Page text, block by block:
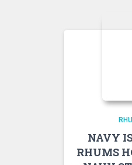
NAVY
RHUMS